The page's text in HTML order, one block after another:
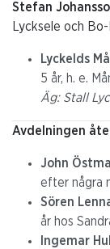
Stefan
Lycksele och
Lyckelds
5 år, h. e.
Äg: Stall
Avdelningen
John
efter några
Sören
år hos
Ingemar